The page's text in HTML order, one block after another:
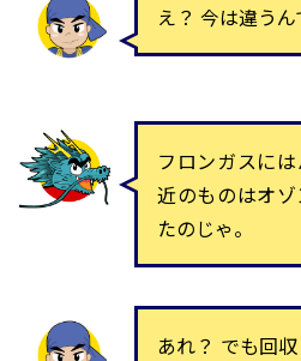
え？ 今は違うん
フロンガスに
近のものはオ
たのじゃ。
あれ？ でも回